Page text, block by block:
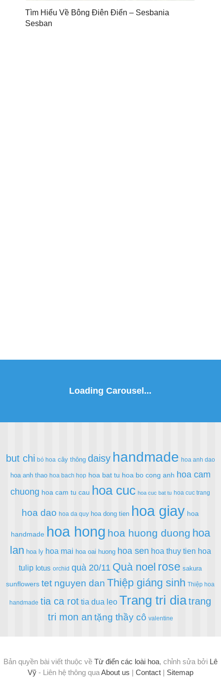
Tìm Hiểu Về Bông Điên Điển – Sesbania
Sesban
but chi bó hoa cây thông daisy handmade hoa anh dao
hoa anh thao hoa bach hop hoa bat tu hoa bo cong anh hoa cam
chuong hoa cam tu cau hoa cuc hoa cuc bat tu hoa cuc trang
hoa dao hoa da quy hoa dong tien hoa giay hoa
handmade hoa hong hoa huong duong hoa
lan hoa ly hoa mai hoa oai huong hoa sen hoa thuy tien hoa
tulip lotus orchid quà 20/11 Quà noel rose sakura
sunflowers tet nguyen dan Thiệp giáng sinh Thiệp hoa
handmade tia ca rot tia dua leo Trang tri diatrang
tri mon an tặng thầy cô valentine
Bản quyền bài viết thuộc về Từ điển các loài hoa, chỉnh sửa bởi Lê
Vỹ - Liên hệ thông quaAbout us | Contact | Sitemap